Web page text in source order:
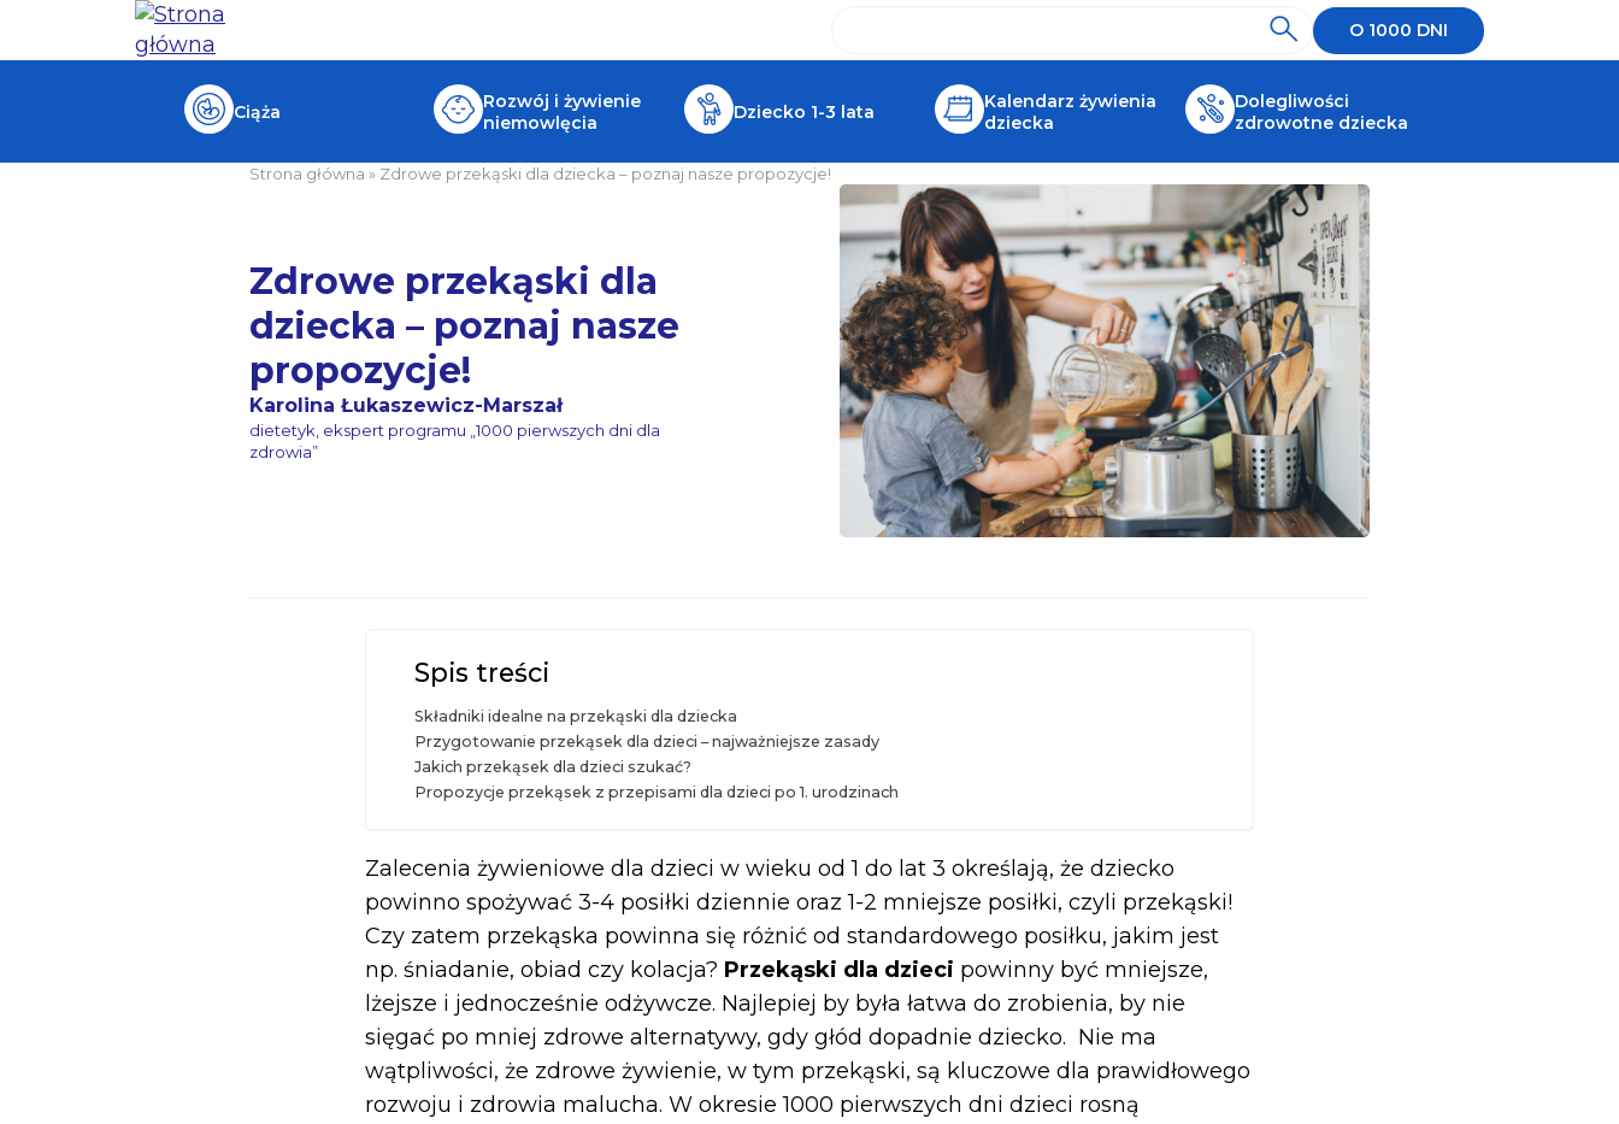
O 1000 DNI
Ciąża
Rozwój i żywienie
niemowlęcia
Dziecko 1-3 lata
Kalendarz żywienia
dziecka
Dolegliwości
zdrowotne dziecka
Strona główna » Zdrowe przekąski dla dziecka – poznaj nasze propozycje!
Zdrowe przekąski dla
dziecka – poznaj nasze
propozycje!
Karolina Łukaszewicz-Marszał
dietetyk, ekspert programu „1000 pierwszych dni dla
zdrowia”
Spis treści
Składniki idealne na przekąski dla dziecka
Przygotowanie przekąsek dla dzieci – najważniejsze zasady
Jakich przekąsek dla dzieci szukać?
Propozycje przekąsek z przepisami dla dzieci po 1. urodzinach
Zalecenia żywieniowe dla dzieci w wieku od 1 do lat 3 określają, że dziecko
powinno spożywać 3-4 posiłki dziennie oraz 1-2 mniejsze posiłki, czyli przekąski!
Czy zatem przekąska powinna się różnić od standardowego posiłku, jakim jest
np. śniadanie, obiad czy kolacja? Przekąski dla dzieci powinny być mniejsze,
lżejsze i jednocześnie odżywcze. Najlepiej by była łatwa do zrobienia, by nie
sięgać po mniej zdrowe alternatywy, gdy głód dopadnie dziecko. Nie ma
wątpliwości, że zdrowe żywienie, w tym przekąski, są kluczowe dla prawidłowego
rozwoju i zdrowia malucha. W okresie 1000 pierwszych dni dzieci rosną